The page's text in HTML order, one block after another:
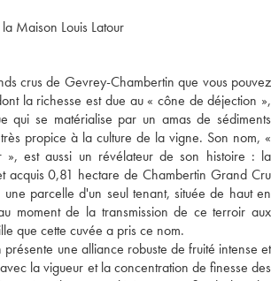
Maison Louis Latour
crus de Gevrey-Chambertin que vous pouvez
la richesse est due au « cône de déjection »,
qui se matérialise par un amas de sédiments
propice à la culture de la vigne. Son nom, «
», est aussi un révélateur de son histoire : la
acquis 0,81 hectare de Chambertin Grand Cru
parcelle d'un seul tenant, située de haut en
moment de la transmission de ce terroir aux
que cette cuvée a pris ce nom.
une alliance robuste de fruité intense et
la vigueur et la concentration de finesse des